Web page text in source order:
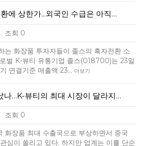
에 상한가...외국인 수급은 아직…
조회 0
는 화장품 투자자들이 졸스의 흑자전환 소
벌 K-뷰티 유통기업 졸스(018700)는 23일
연결기준 매출액 23… 더보기
…K-뷰티의 최대 시장이 달라지…
조회 0
화장품 최대 수출국으로 부상하면서 중국
심이 쏠리고 있다. 하지만 업계는 이를 단순